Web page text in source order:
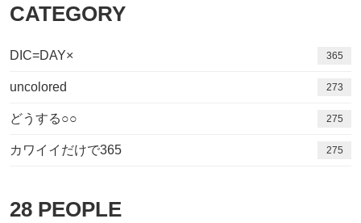
CATEGORY
DIC=DAY× 365
uncolored 273
どうする○○ 275
カワイイだけで365 275
28 PEOPLE